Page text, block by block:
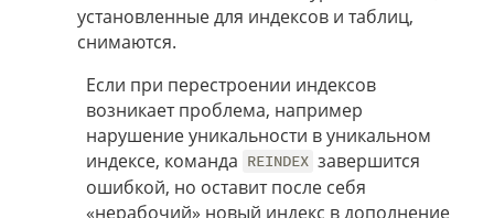
установленные для индексов и таблиц,
снимаются.
Если при перестроении индексов
возникает проблема, например
нарушение уникальности в уникальном
индексе, команда REINDEX завершится
ошибкой, но оставит после себя
«нерабочий» новый индекс в дополнение